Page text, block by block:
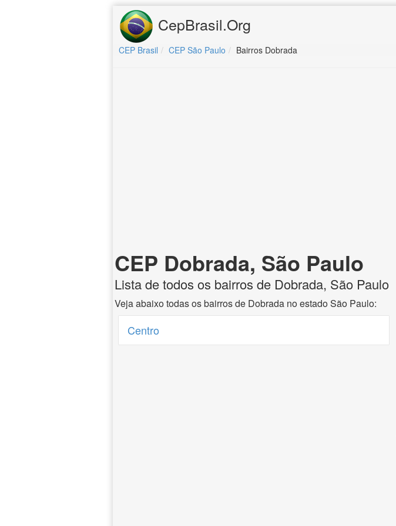
CepBrasil.Org
CEP Brasil CEP São Paulo Bairros Dobrada
CEP Dobrada, São Paulo
Lista de todos os bairros de Dobrada, São Paulo
Veja abaixo todas os bairros de Dobrada no estado São Paulo:
Centro